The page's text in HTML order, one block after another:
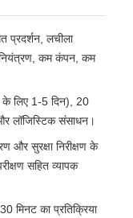
प्रदर्शन, लचीला
नियंत्रण, कम कंपन, कम
के लिए 1-5 दिन), 20
लॉजिस्टिक संसाधन।
और सुरक्षा निरीक्षण के
सहित व्यापक
मिनट का प्रतिक्रिया